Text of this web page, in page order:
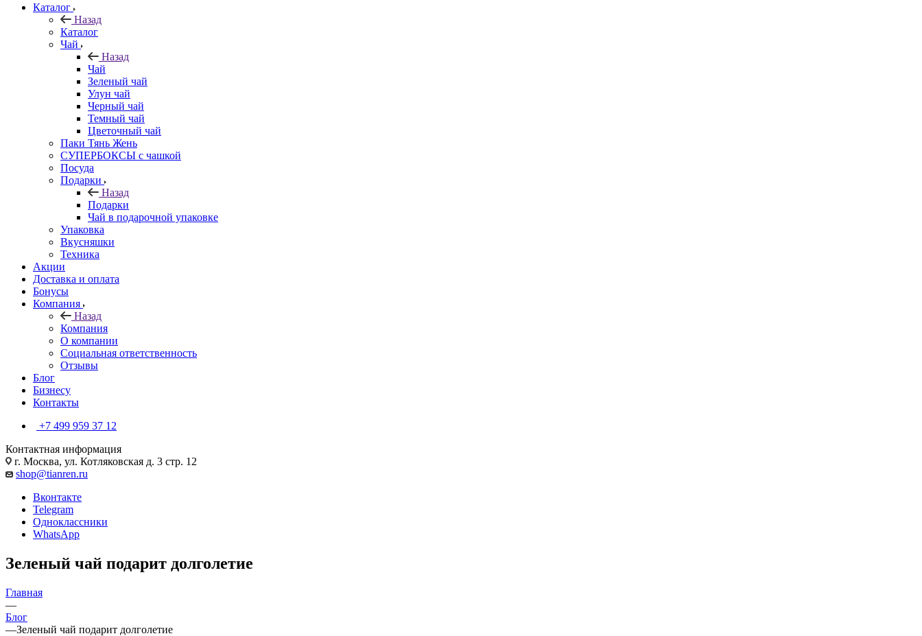
Каталог
Назад
Каталог
Чай
Назад
Чай
Зеленый чай
Улун чай
Черный чай
Темный чай
Цветочный чай
Паки Тянь Жень
СУПЕРБОКСЫ с чашкой
Посуда
Подарки
Назад
Подарки
Чай в подарочной упаковке
Упаковка
Вкусняшки
Техника
Акции
Доставка и оплата
Бонусы
Компания
Назад
Компания
О компании
Социальная ответственность
Отзывы
Блог
Бизнесу
Контакты
+7 499 959 37 12
Контактная информация
г. Москва, ул. Котляковская д. 3 стр. 12
shop@tianren.ru
Вконтакте
Telegram
Одноклассники
WhatsApp
Зеленый чай подарит долголетие
Главная
—
Блог
—Зеленый чай подарит долголетие